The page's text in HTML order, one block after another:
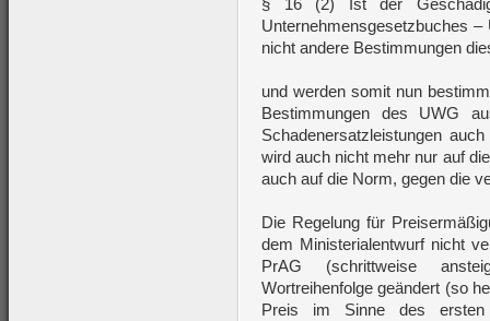
§ 16 (2) Ist der
Unternehmensgesetzbuches
nicht andere Bestimmungen
und werden somit nun
Bestimmungen des UWG
Schadenersatzleistungen
wird auch nicht mehr nur auf
auch auf die Norm, gegen die
Die Regelung für
dem Ministerialentwurf nicht
PrAG (schrittweise
Wortreihenfolge geändert (so
Preis im Sinne des